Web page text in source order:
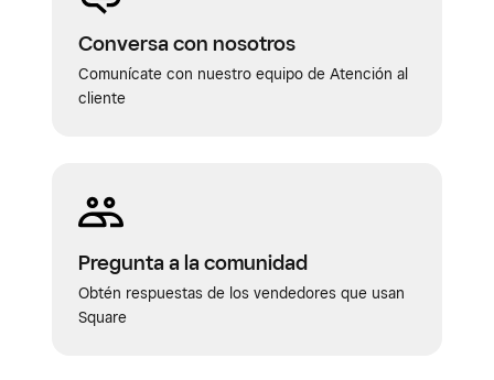
Conversa con nosotros
Comunícate con nuestro equipo de Atención al
cliente
Pregunta a la comunidad
Obtén respuestas de los vendedores que usan
Square